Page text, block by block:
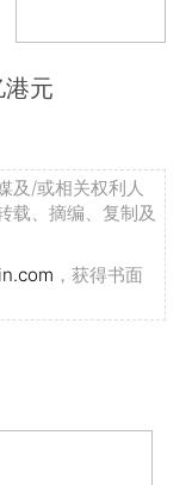
元
及/或相关权利人
载、摘编、复制及
，获得书面